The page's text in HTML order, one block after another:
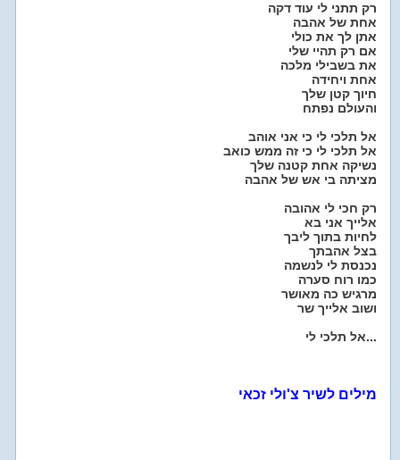
רק תתני לי עוד דקה
אחת של אהבה
אתן לך את כולי
אם רק תהיי שלי
את בשבילי מלכה
אחת ויחידה
חיוך קטן שלך
והעולם נפתח
אל תלכי לי כי אני אוהב
אל תלכי לי כי זה ממש כואב
נשיקה אחת קטנה שלך
מציתה בי אש של אהבה
רק חכי לי אהובה
אלייך אני בא
לחיות בתוך ליבך
בצל אהבתך
נכנסת לי לנשמה
כמו רוח סערה
מרגיש כה מאושר
ושוב אלייך שר
אל תלכי לי...
מילים לשיר צ'ולי זכאי